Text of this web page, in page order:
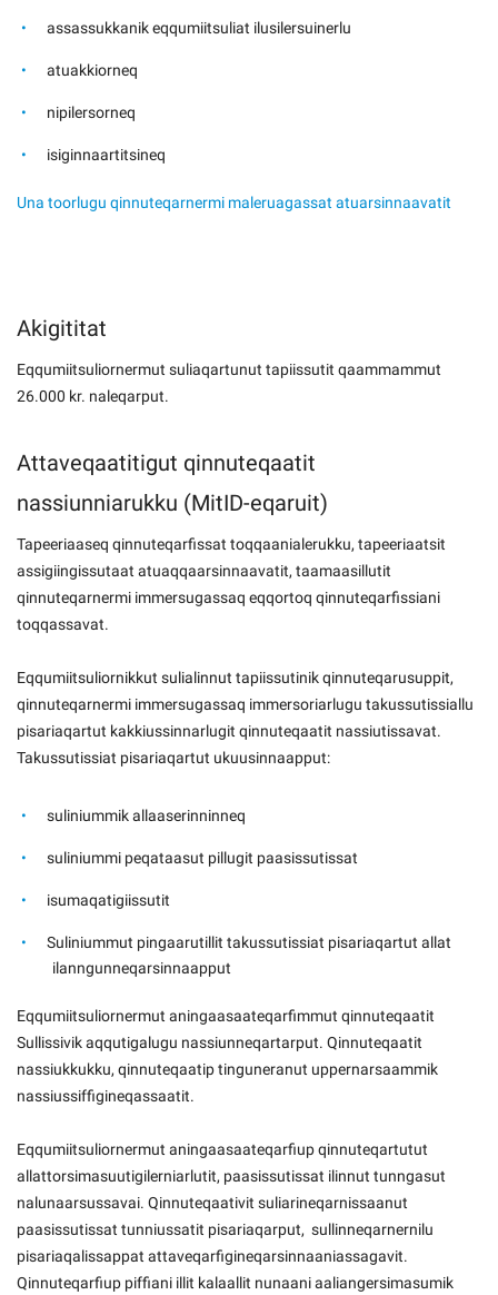
assassukkanik eqqumiitsuliat ilusilersuinerlu
atuakkiorneq
nipilersorneq
isiginnaartitsineq
Una toorlugu qinnuteqarnermi maleruagassat atuarsinnaavatit
Akigititat
Eqqumiitsuliornermut suliaqartunut tapiissutit qaammammut
26.000 kr. naleqarput.
Attaveqaatitigut qinnuteqaatit
nassiunniarukku (MitID-eqaruit)
Tapeeriaaseq qinnuteqarfissat toqqaanialerukku, tapeeriaatsit
assigiingissutaat atuaqqaarsinnaavatit, taamaasillutit
qinnuteqarnermi immersugassaq eqqortoq qinnuteqarfissiani
toqqassavat.
Eqqumiitsuliornikkut sulialinnut tapiissutinik qinnuteqarusuppit,
qinnuteqarnermi immersugassaq immersoriarlugu takussutissiallu
pisariaqartut kakkiussinnarlugit qinnuteqaatit nassiutissavat.
Takussutissiat pisariaqartut ukuusinnaapput:
suliniummik allaaserinninneq
suliniummi peqataasut pillugit paasissutissat
isumaqatigiissutit
Suliniummut pingaarutillit takussutissiat pisariaqartut allat
ilanngunneqarsinnaapput
Eqqumiitsuliornermut aningaasaateqarfimmut qinnuteqaatit
Sullissivik aqqutigalugu nassiunneqartarput. Qinnuteqaatit
nassiukkukku, qinnuteqaatip tinguneranut uppernarsaammik
nassiussiffigineqassaatit.
Eqqumiitsuliornermut aningaasaateqarfiup qinnuteqartutut
allattorsimasuutigilerniarlutit, paasissutissat ilinnut tunngasut
nalunaarsussavai. Qinnuteqaativit suliarineqarnissaanut
paasissutissat tunniussatit pisariaqarput, sullinneqarnernilu
pisariaqalissappat attaveqarfigineqarsinnaaniassagavit.
Qinnuteqarfiup piffiani illit kalaallit nunaani aaliangersimasumik